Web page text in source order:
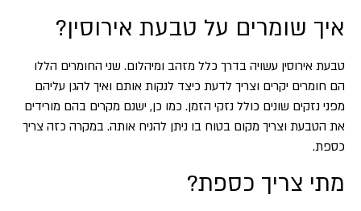
איך שומרים על טבעת אירוסין?
טבעת אירוסין עשויה בדרך כלל מזהב ומיהלום. שני החומרים הללו
הם חומרים יקרים וצריך לדעת כיצד לנקות אותם ואיך להגן עליהם
מפני נזקים שונים כולל נזקי הזמן. כמו כן, ישנם מקרים בהם מורידים
את הטבעת וצריך מקום בטוח בו ניתן להניח אותה. במקרה כזה צריך
כספת.
מתי צריך כספת?